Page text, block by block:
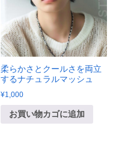
柔らかさとクールさを両立
するナチュラルマッシュ
¥1,000
お買い物カゴに追加